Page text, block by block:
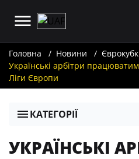
Головна Новини
Українські арбітри
Ліги Європи
КАТЕГОРІЇ
УКРАЇНСЬКІ